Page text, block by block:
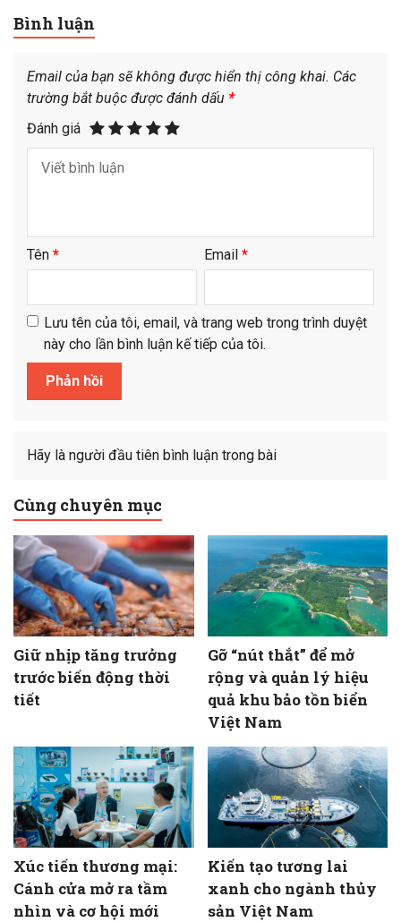
Bình luận
Email của bạn sẽ không được hiển thị công khai. Các
trường bắt buộc được đánh dấu *
Đánh giá
Tên * Email *
Lưu tên của tôi, email, và trang web trong trình duyệt
này cho lần bình luận kế tiếp của tôi.
Hãy là người đầu tiên bình luận trong bài
Cùng chuyên mục
Giữ nhịp tăng trưởng
trước biến động thời
tiết
Gỡ “nút thắt” để mở
rộng và quản lý hiệu
quả khu bảo tồn biển
Việt Nam
Xúc tiến thương mại:
Cánh cửa mở ra tầm
nhìn và cơ hội mới
Kiến tạo tương lai
xanh cho ngành thủy
sản Việt Nam